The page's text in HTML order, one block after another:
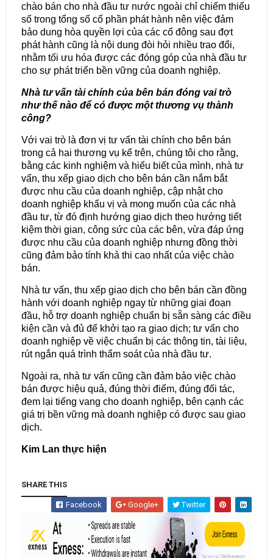
chào bán cho nhà đầu tư nước ngoài chỉ chiếm thiểu
số trong tổng số cổ phần phát hành nên việc đảm
bảo dung hòa quyền lợi của các cổ đông sau đợt
phát hành cũng là nội dung đòi hỏi nhiều trao đổi,
nhằm tối ưu hóa được các đóng góp của nhà đầu tư
cho sự phát triển bền vững của doanh nghiệp.
Nhà tư vấn tài chính của bên bán đóng vai trò
như thế nào để có được một thương vụ thành
công?
Với vai trò là đơn vị tư vấn tài chính cho bên bán
trong cả hai thương vụ kể trên, chúng tôi cho rằng,
bằng các kinh nghiệm và hiểu biết của mình, nhà tư
vấn, thu xếp giao dịch cho bên bán cần nắm bắt
được nhu cầu của doanh nghiệp, cập nhật cho
doanh nghiệp khẩu vị và mong muốn của các nhà
đầu tư, từ đó định hướng giao dịch theo hướng tiết
kiệm thời gian, công sức của các bên, vừa đáp ứng
được nhu cầu của doanh nghiệp nhưng đồng thời
cũng đảm bảo tính khả thi cao nhất của việc chào
bán.
Nhà tư vấn, thu xếp giao dịch cho bên bán cần đồng
hành với doanh nghiệp ngay từ những giai đoạn
đầu, hỗ trợ doanh nghiệp chuẩn bị sẵn sàng các điều
kiện cần và đủ để khởi tạo ra giao dịch; tư vấn cho
doanh nghiệp về việc chuẩn bị các thông tin, tài liệu,
rút ngắn quá trình thẩm soát của nhà đầu tư.
Ngoài ra, nhà tư vấn cũng cần đảm bảo việc chào
bán được hiệu quả, đúng thời điểm, đúng đối tác,
đem lại tiếng vang cho doanh nghiệp, bên cạnh các
giá trị bền vững mà doanh nghiệp có được sau giao
dịch.
Kim Lan thực hiện
SHARE THIS
Facebook Google+ Twitter